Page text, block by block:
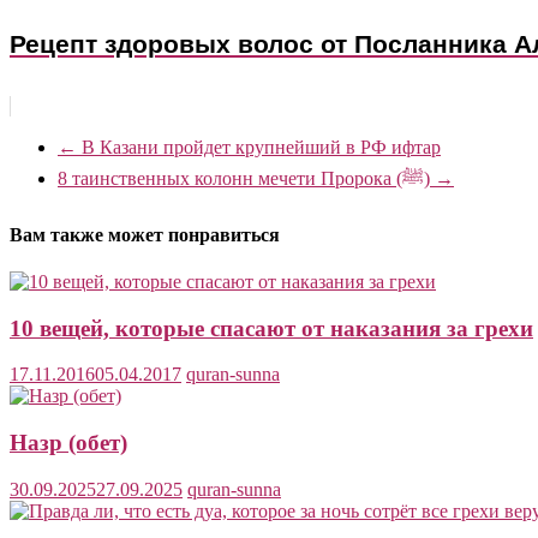
← В Казани пройдет крупнейший в РФ ифтар
8 таинственных колонн мечети Пророка (ﷺ) →
Вам также может понравиться
10 вещей, которые спасают от наказания за грехи
17.11.201605.04.2017 quran-sunna
Назр (обет)
30.09.202527.09.2025 quran-sunna